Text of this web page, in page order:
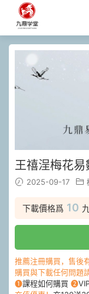
王禧浧梅花
2025-09-17
下載價格爲 10
推薦注冊購買，售後
購買與下載任何問題
❶課程如何購買 ❷